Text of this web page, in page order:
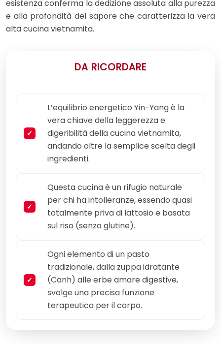
esistenza conferma la dedizione assoluta alla purezza
e alla profondità del sapore che caratterizza la vera
alta cucina vietnamita.
DA RICORDARE
L’equilibrio energetico Yin-Yang è la
vera chiave della leggerezza e
digeribilità della cucina vietnamita,
andando oltre la semplice scelta degli
ingredienti.
Questa cucina è un rifugio naturale
per chi ha intolleranze, essendo quasi
totalmente priva di lattosio e basata
sul riso (senza glutine).
Ogni elemento di un pasto
tradizionale, dalla zuppa idratante
(Canh) alle erbe amare digestive,
svolge una precisa funzione
terapeutica per il corpo.